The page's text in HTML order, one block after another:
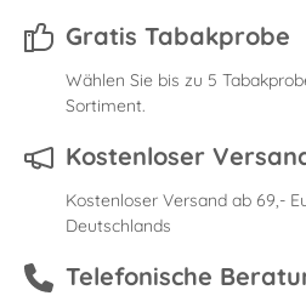
Gratis Tabakprobe
Wählen Sie bis zu 5
Sortiment.
Kostenloser
Kostenloser Versand ab 69,-
Deutschlands
Telefonische